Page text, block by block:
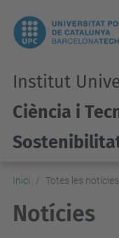
Institut
Ciència i
Inici Totes les notícies
Notícies